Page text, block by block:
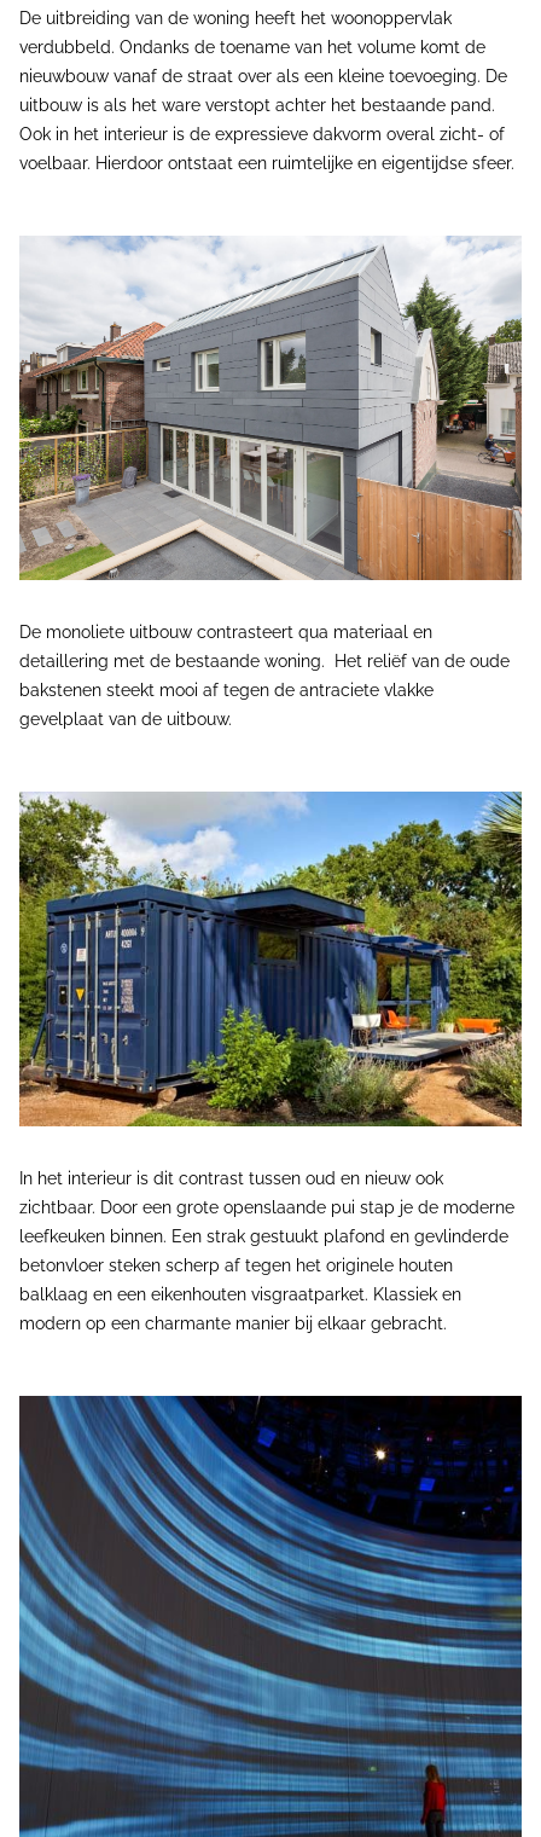
De uitbreiding van de woning heeft het woonoppervlak
verdubbeld. Ondanks de toename van het volume komt de
nieuwbouw vanaf de straat over als een kleine toevoeging. De
uitbouw is als het ware verstopt achter het bestaande pand.
Ook in het interieur is de expressieve dakvorm overal zicht- of
voelbaar. Hierdoor ontstaat een ruimtelijke en eigentijdse sfeer.
De monoliete uitbouw contrasteert qua materiaal en
detaillering met de bestaande woning. Het reliëf van de oude
bakstenen steekt mooi af tegen de antraciete vlakke
gevelplaat van de uitbouw.
In het interieur is dit contrast tussen oud en nieuw ook
zichtbaar. Door een grote openslaande pui stap je de moderne
leefkeuken binnen. Een strak gestuukt plafond en gevlinderde
betonvloer steken scherp af tegen het originele houten
balklaag en een eikenhouten visgraatparket. Klassiek en
modern op een charmante manier bij elkaar gebracht.